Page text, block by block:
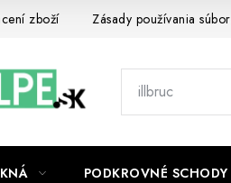
zboží Zásady používania
PODKROVNÉ SCHODY